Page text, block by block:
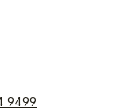
9499